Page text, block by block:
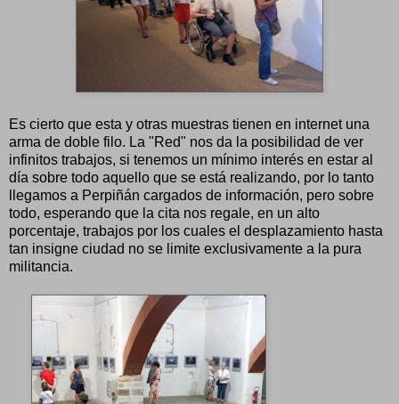
Es cierto que esta y otras muestras tienen en internet una
arma de doble filo. La "Red" nos da la posibilidad de ver
infinitos trabajos, si tenemos un mínimo interés en estar al
día sobre todo aquello que se está realizando, por lo tanto
llegamos a Perpiñán cargados de información, pero sobre
todo, esperando que la cita nos regale, en un alto
porcentaje, trabajos por los cuales el desplazamiento hasta
tan insigne ciudad no se limite exclusivamente a la pura
militancia.